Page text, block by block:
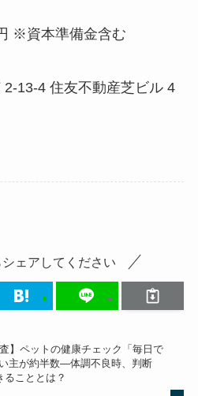
※資本準備金含む
13-4 住友不動産芝ビル 4
ェアしてください
】ペットの健康チェック「毎日で
主が約半数―体調不良時、判断
ることとは？